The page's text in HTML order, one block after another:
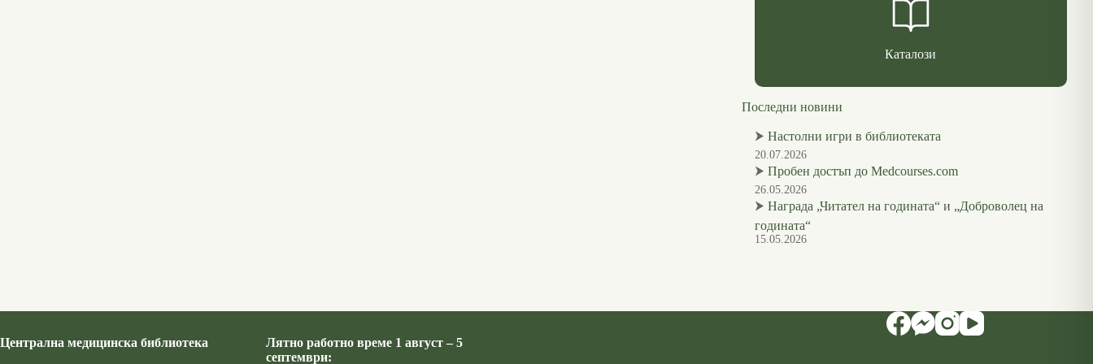
Каталози
Последни новини
⮞ Настолни игри в библиотеката
20.07.2026
⮞ Пробен достъп до Medcourses.com
26.05.2026
⮞ Награда „Читател на годината“ и „Доброволец на
годината“
15.05.2026
Централна медицинска библиотека
Лятно работно време 1 август – 5
септември: